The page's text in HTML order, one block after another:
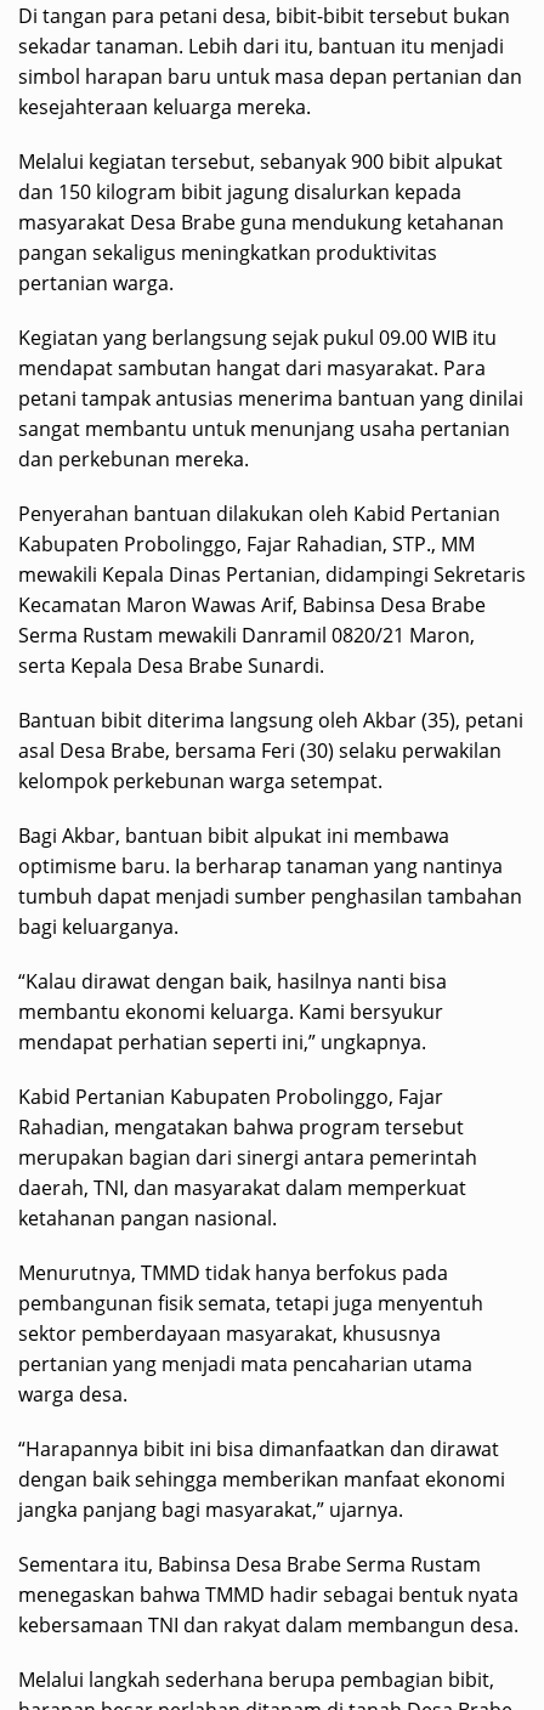
Di tangan para petani desa, bibit-bibit tersebut bukan
sekadar tanaman. Lebih dari itu, bantuan itu menjadi
simbol harapan baru untuk masa depan pertanian dan
kesejahteraan keluarga mereka.
Melalui kegiatan tersebut, sebanyak 900 bibit alpukat
dan 150 kilogram bibit jagung disalurkan kepada
masyarakat Desa Brabe guna mendukung ketahanan
pangan sekaligus meningkatkan produktivitas
pertanian warga.
Kegiatan yang berlangsung sejak pukul 09.00 WIB itu
mendapat sambutan hangat dari masyarakat. Para
petani tampak antusias menerima bantuan yang dinilai
sangat membantu untuk menunjang usaha pertanian
dan perkebunan mereka.
Penyerahan bantuan dilakukan oleh Kabid Pertanian
Kabupaten Probolinggo, Fajar Rahadian, STP., MM
mewakili Kepala Dinas Pertanian, didampingi Sekretaris
Kecamatan Maron Wawas Arif, Babinsa Desa Brabe
Serma Rustam mewakili Danramil 0820/21 Maron,
serta Kepala Desa Brabe Sunardi.
Bantuan bibit diterima langsung oleh Akbar (35), petani
asal Desa Brabe, bersama Feri (30) selaku perwakilan
kelompok perkebunan warga setempat.
Bagi Akbar, bantuan bibit alpukat ini membawa
optimisme baru. Ia berharap tanaman yang nantinya
tumbuh dapat menjadi sumber penghasilan tambahan
bagi keluarganya.
“Kalau dirawat dengan baik, hasilnya nanti bisa
membantu ekonomi keluarga. Kami bersyukur
mendapat perhatian seperti ini,” ungkapnya.
Kabid Pertanian Kabupaten Probolinggo, Fajar
Rahadian, mengatakan bahwa program tersebut
merupakan bagian dari sinergi antara pemerintah
daerah, TNI, dan masyarakat dalam memperkuat
ketahanan pangan nasional.
Menurutnya, TMMD tidak hanya berfokus pada
pembangunan fisik semata, tetapi juga menyentuh
sektor pemberdayaan masyarakat, khususnya
pertanian yang menjadi mata pencaharian utama
warga desa.
“Harapannya bibit ini bisa dimanfaatkan dan dirawat
dengan baik sehingga memberikan manfaat ekonomi
jangka panjang bagi masyarakat,” ujarnya.
Sementara itu, Babinsa Desa Brabe Serma Rustam
menegaskan bahwa TMMD hadir sebagai bentuk nyata
kebersamaan TNI dan rakyat dalam membangun desa.
Melalui langkah sederhana berupa pembagian bibit,